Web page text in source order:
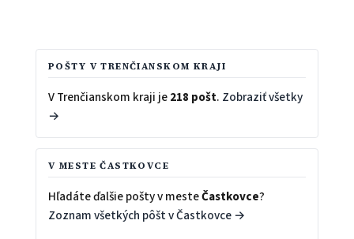
POŠTY V TRENČIANSKOM KRAJI
V Trenčianskom kraji je218 pošt. Zobraziť všetky
→
V MESTE ČASTKOVCE
Hľadáte ďalšie pošty v mesteČastkovce?
Zoznam všetkých pôšt v Častkovce →